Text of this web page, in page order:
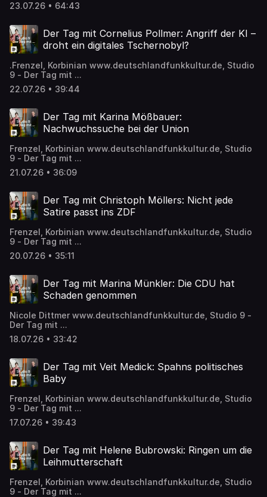
23.07.26 • 64:43
Der Tag mit Cornelius Pollmer: Angriff der KI –
droht ein digitales Tschernobyl?
.Frenzel, Korbinian www.deutschlandfunkkultur.de, Studio
9 - Der Tag mit ...
22.07.26 • 39:44
Der Tag mit Karina Mößbauer:
Nachwuchssuche bei der Union
Frenzel, Korbinian www.deutschlandfunkkultur.de, Studio
9 - Der Tag mit ...
21.07.26 • 36:09
Der Tag mit Christoph Möllers: Nicht jede
Satire passt ins ZDF
Frenzel, Korbinian www.deutschlandfunkkultur.de, Studio
9 - Der Tag mit ...
20.07.26 • 35:11
Der Tag mit Marina Münkler: Die CDU hat
Schaden genommen
Nicole Dittmer www.deutschlandfunkkultur.de, Studio 9 -
Der Tag mit ...
18.07.26 • 33:42
Der Tag mit Veit Medick: Spahns politisches
Baby
Frenzel, Korbinian www.deutschlandfunkkultur.de, Studio
9 - Der Tag mit ...
17.07.26 • 39:43
Der Tag mit Helene Bubrowski: Ringen um die
Leihmutterschaft
Frenzel, Korbinian www.deutschlandfunkkultur.de, Studio
9 - Der Tag mit ...